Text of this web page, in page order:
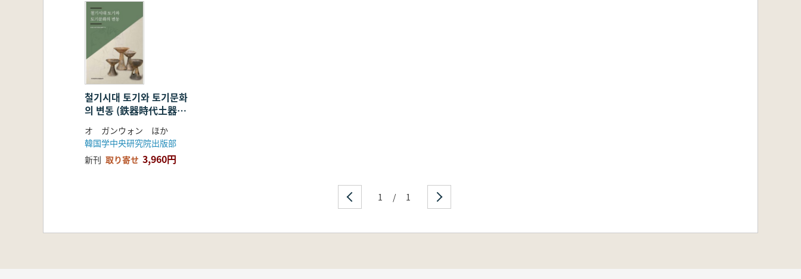
철기시대 토기와 토기문화
의 변동 (鉄器時代土器と
土器文化の変動)
オ ガンウォン ほか
韓国学中央研究院出版部
新刊 取り寄せ 3,960円
1 / 1